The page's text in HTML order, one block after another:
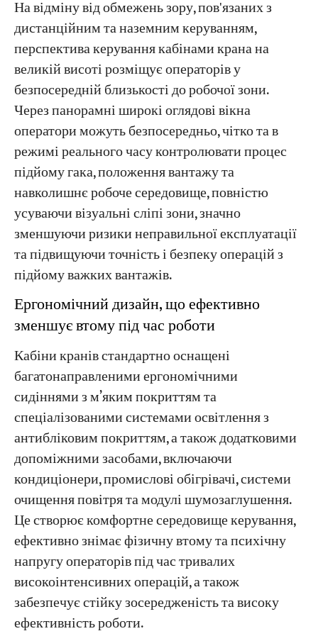
На відміну від обмежень зору, пов'язаних з
дистанційним та наземним керуванням,
перспектива керування кабінами крана на
великій висоті розміщує операторів у
безпосередній близькості до робочої зони.
Через панорамні широкі оглядові вікна
оператори можуть безпосередньо, чітко та в
режимі реального часу контролювати процес
підйому гака, положення вантажу та
навколишнє робоче середовище, повністю
усуваючи візуальні сліпі зони, значно
зменшуючи ризики неправильної експлуатації
та підвищуючи точність і безпеку операцій з
підйому важких вантажів.
Ергономічний дизайн, що ефективно
зменшує втому під час роботи
Кабіни кранів стандартно оснащені
багатонаправленими ергономічними
сидіннями з м’яким покриттям та
спеціалізованими системами освітлення з
антибліковим покриттям, а також додатковими
допоміжними засобами, включаючи
кондиціонери, промислові обігрівачі, системи
очищення повітря та модулі шумозаглушення.
Це створює комфортне середовище керування,
ефективно знімає фізичну втому та психічну
напругу операторів під час тривалих
високоінтенсивних операцій, а також
забезпечує стійку зосередженість та високу
ефективність роботи.